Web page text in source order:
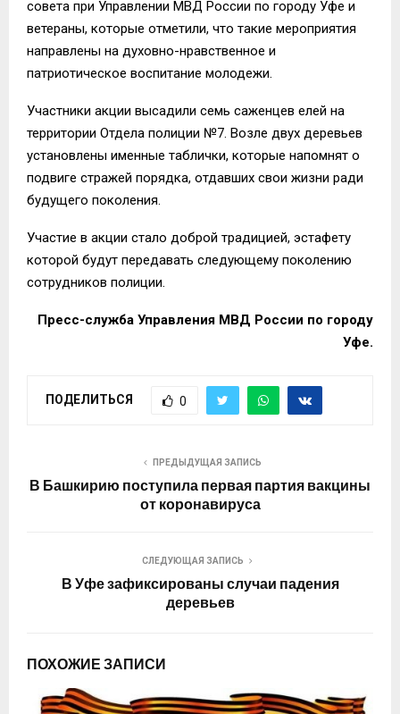
совета при Управлении МВД России по городу Уфе и
ветераны, которые отметили, что такие мероприятия
направлены на духовно-нравственное и
патриотическое воспитание молодежи.
Участники акции высадили семь саженцев елей на
территории Отдела полиции №7. Возле двух деревьев
установлены именные таблички, которые напомнят о
подвиге стражей порядка, отдавших свои жизни ради
будущего поколения.
Участие в акции стало доброй традицией, эстафету
которой будут передавать следующему поколению
сотрудников полиции.
Пресс-служба Управления МВД России по городу
Уфе.
ПОДЕЛИТЬСЯ 0
ПРЕДЫДУЩАЯ ЗАПИСЬ
В Башкирию поступила первая партия вакцины
от коронавируса
СЛЕДУЮЩАЯ ЗАПИСЬ
В Уфе зафиксированы случаи падения
деревьев
ПОХОЖИЕ ЗАПИСИ